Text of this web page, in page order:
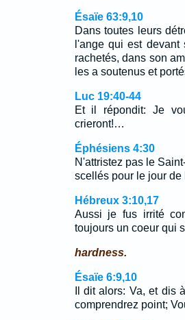
Ésaïe 63:9,10
Dans toutes leurs
l'ange qui est
rachetés, dans son
les a soutenus et
Luc 19:40-44
Et il répondit: Je
crieront!…
Éphésiens 4:30
N'attristez pas le
scellés pour le jour de
Hébreux 3:10,17
Aussi je fus irrité
toujours un coeur qui
hardness.
Ésaïe 6:9,10
Il dit alors: Va, et dis
comprendrez point;